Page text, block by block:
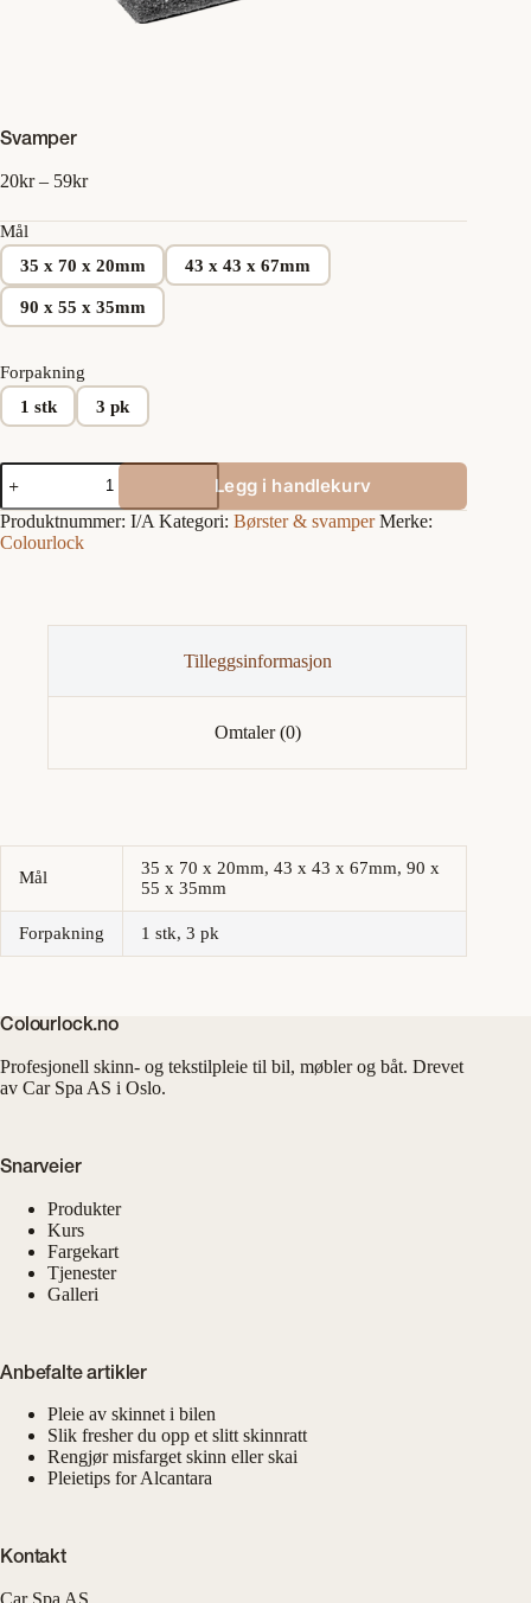
Svamper
20kr – 59krPrisområde:
til
59kr
Mål
35 x 70 x 20mm 43 x 43 x 67mm
90 x 55 x 35mm
Forpakning
1 stk 3 pk
Svamper
antall
Legg i handlekurv
Produktnummer: I/A Kategori: Børster & svamper Merke:
Colourlock
Tilleggsinformasjon
Omtaler (0)
Mål
35 x 70 x 20mm, 43 x 43 x 67mm, 90 x
55 x 35mm
Forpakning 1 stk, 3 pk
Colourlock.no
Profesjonell skinn- og tekstilpleie til bil, møbler og båt. Drevet
av Car Spa AS i Oslo.
Snarveier
Produkter
Kurs
Fargekart
Tjenester
Galleri
Anbefalte artikler
Pleie av skinnet i bilen
Slik fresher du opp et slitt skinnratt
Rengjør misfarget skinn eller skai
Pleietips for Alcantara
Kontakt